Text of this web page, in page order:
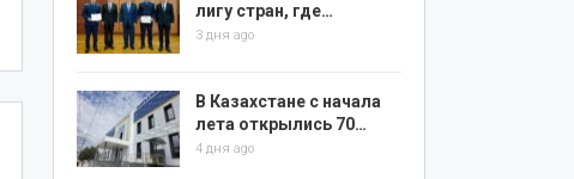
лигу стран, где…
3 дня ago
В Казахстане с начала
лета открылись 70…
4 дня ago